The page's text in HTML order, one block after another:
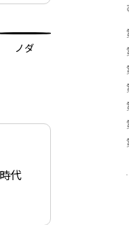
ノダ
代